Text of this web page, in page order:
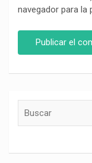
navegador para la